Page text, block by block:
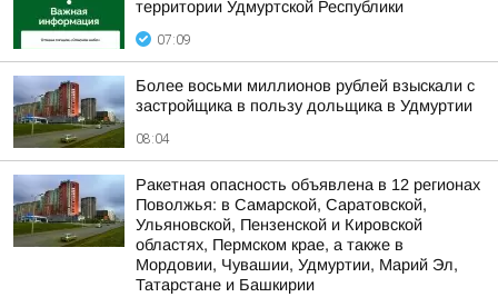
территории Удмуртской Республики
07:09
Более восьми миллионов рублей взыскали с
застройщика в пользу дольщика в Удмуртии
08:04
Ракетная опасность объявлена в 12 регионах
Поволжья: в Самарской, Саратовской,
Ульяновской, Пензенской и Кировской
областях, Пермском крае, а также в
Мордовии, Чувашии, Удмуртии, Марий Эл,
Татарстане и Башкирии